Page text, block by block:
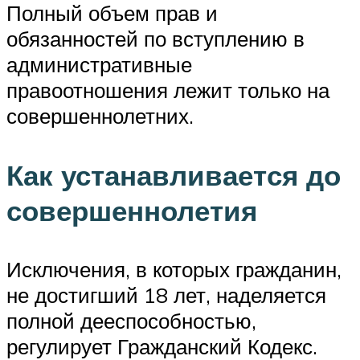
Полный объем прав и
обязанностей по вступлению в
административные
правоотношения лежит только на
совершеннолетних.
Как устанавливается до
совершеннолетия
Исключения, в которых гражданин,
не достигший 18 лет, наделяется
полной дееспособностью,
регулирует Гражданский Кодекс.